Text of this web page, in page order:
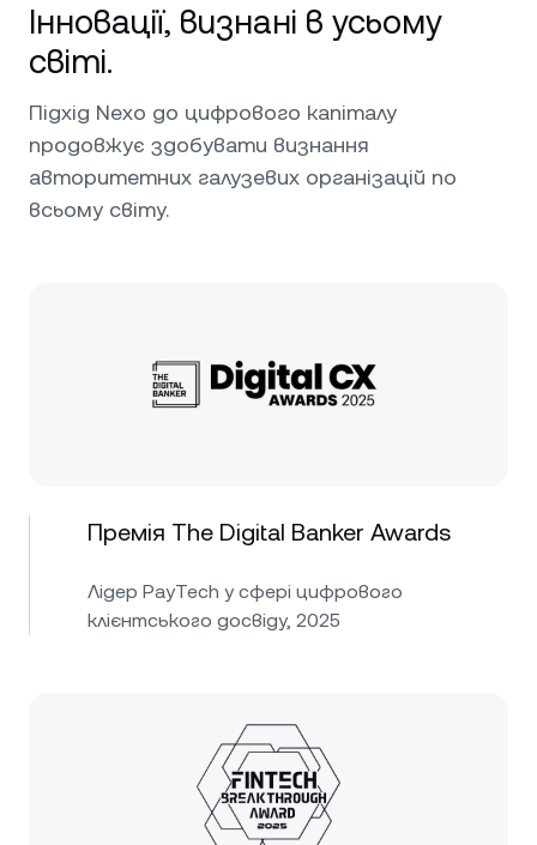
Інновації, визнані в усьому
світі.
Підхід Nexo до цифрового капіталу
продовжує здобувати визнання
авторитетних галузевих організацій по
всьому світу.
Премія The Digital Banker Awards
Лідер PayTech у сфері цифрового
клієнтського досвіду, 2025